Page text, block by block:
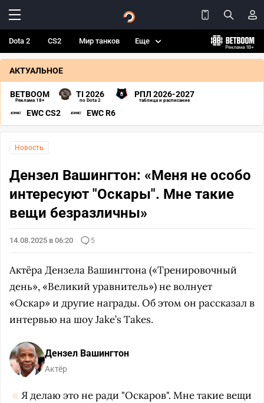
Dota 2 CS2 Мир танков Еще
АКТУАЛЬНОЕ
BETBOOM
Реклама 18+
TI 2026
по Dota 2
РПЛ 2026-2027
таблица и расписание
EWC CS2 EWC R6
Новость
Дензел Вашингтон: «Меня не особо
интересуют "Оскары". Мне такие
вещи безразличны»
14.08.2025 в 06:20 5
Актёра Дензела Вашингтона («Тренировочный
день», «Великий уравнитель») не волнует
«Оскар» и другие награды. Об этом он рассказал в
интервью на шоу Jake’s Takes.
Дензел Вашингтон
Актёр
Я делаю это не ради "Оскаров". Мне такие вещи